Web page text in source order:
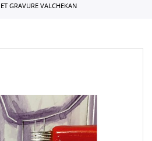
GRAVURE VALCHEKAN